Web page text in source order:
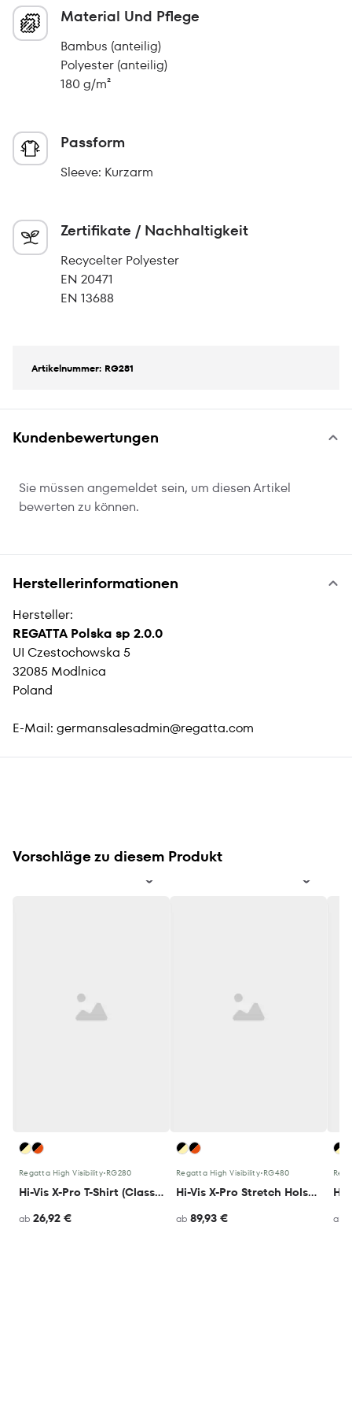
Material Und Pflege
Bambus (anteilig)
Polyester (anteilig)
180 g/m²
Passform
Sleeve: Kurzarm
Zertifikate / Nachhaltigkeit
Recycelter Polyester
EN 20471
EN 13688
Artikelnummer: RG281
Kundenbewertungen
Sie müssen angemeldet sein, um diesen Artikel
bewerten zu können.
Herstellerinformationen
Hersteller:
REGATTA Polska sp 2.0.0
UI Czestochowska 5
32085 Modlnica
Poland
E-Mail: germansalesadmin@regatta.com
Vorschläge zu diesem Produkt
Regatta High Visibility•RG280
Hi-Vis X-Pro T-Shirt (Class 1)
ab 26,92 €
Regatta High Visibility•RG480
Hi-Vis X-Pro Stretch Holster Trouser (Class 1)
ab 89,93 € ab